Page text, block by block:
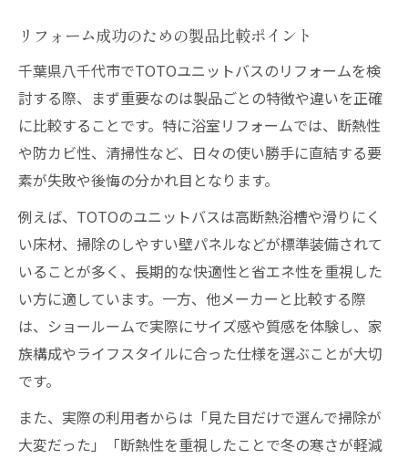
リフォーム成功のための製品比較ポイント
千葉県八千代市でTOTOユニットバスのリフォームを検
討する際、まず重要なのは製品ごとの特徴や違いを正確
に比較することです。特に浴室リフォームでは、断熱性
や防カビ性、清掃性など、日々の使い勝手に直結する要
素が失敗や後悔の分かれ目となります。
例えば、TOTOのユニットバスは高断熱浴槽や滑りにく
い床材、掃除のしやすい壁パネルなどが標準装備されて
いることが多く、長期的な快適性と省エネ性を重視した
い方に適しています。一方、他メーカーと比較する際
は、ショールームで実際にサイズ感や質感を体験し、家
族構成やライフスタイルに合った仕様を選ぶことが大切
です。
また、実際の利用者からは「見た目だけで選んで掃除が
大変だった」「断熱性を重視したことで冬の寒さが軽減